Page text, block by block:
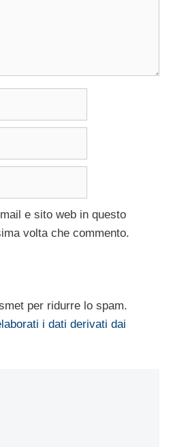
e sito web in questo
volta che commento.
per ridurre lo spam.
i dati derivati dai